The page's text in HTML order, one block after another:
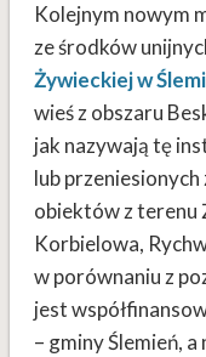
Kolejnym nowym
ze środków
Żywieckiej w
wieś z obszaru
jak nazywają tę
lub
obiektów z terenu
Korbielowa,
w porównaniu z
jest
– gminy Ślemień,